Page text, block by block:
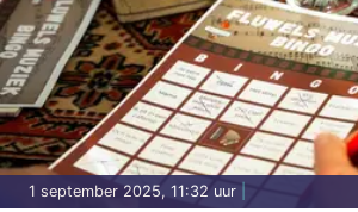
1 september 2025, 11:32 uur